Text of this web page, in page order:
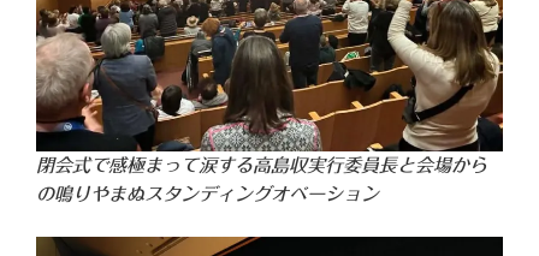
閉会式で感極まって涙する高島収実行委員長と会場から
の鳴りやまぬスタンディングオベーション